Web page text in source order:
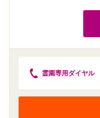
霊園専用 ダイヤル